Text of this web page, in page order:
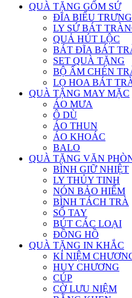
QUÀ TẶNG GỐM SỨ
ĐĨA BIỂU TRƯNG
LY SỨ BÁT
QUẢ HÚT LỘC
BÁT ĐĨA BÁT
SET QUÀ TẶNG
BỘ ẤM CHÉN
LỌ HOA BÁT
QUÀ TẶNG MAY MẶC
ÁO MƯA
Ô DÙ
ÁO THUN
ÁO KHOÁC
BALO
QUÀ TẶNG VĂN
BÌNH GIỮ NHIỆT
LY THỦY TINH
NÓN BẢO HIỂM
BÌNH TÁCH TRÀ
SỔ TAY
BÚT CÁC LOẠI
ĐỒNG HỒ
QUÀ TẶNG IN KHẮC
KỈ NIỆM
HUY CHƯƠNG
CÚP
CỜ LƯU NIỆM